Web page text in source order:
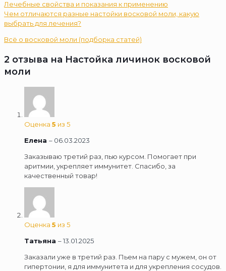
Лечебные свойства и показания к применению
Чем отличаются разные настойки восковой моли, какую
выбрать для лечения?
Всё о восковой моли (подборка статей)
2 отзыва на Настойка личинок восковой
моли
Оценка 5 из 5
Елена – 06.03.2023
Заказываю третий раз, пью курсом. Помогает при
аритмии, укрепляет иммунитет. Спасибо, за
качественный товар!
Оценка 5 из 5
Татьяна –13.01.2025
Заказали уже в третий раз. Пьем на пару с мужем, он от
гипертонии, я для иммунитета и для укрепления сосудов.